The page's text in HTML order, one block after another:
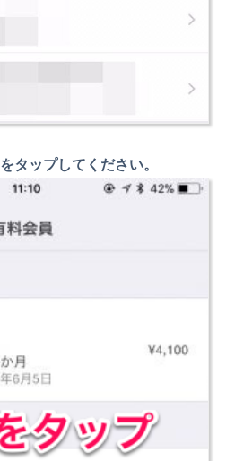
をタップしてください。